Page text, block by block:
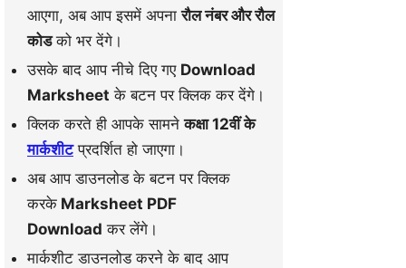
आएगा, अब आप इसमें अपनारौल नंबर और रौल
कोडको भर देंगे।
उसके बाद आप नीचे दिए गए Download
Marksheet के बटन पर क्लिक कर देंगे।
क्लिक करते ही आपके सामनेकक्षा 12वीं के
मार्कशीटप्रदर्शित हो जाएगा।
अब आप डाउनलोड के बटन पर क्लिक
करके Marksheet PDF
Download कर लेंगे।
मार्कशीट डाउनलोड करने के बाद आप